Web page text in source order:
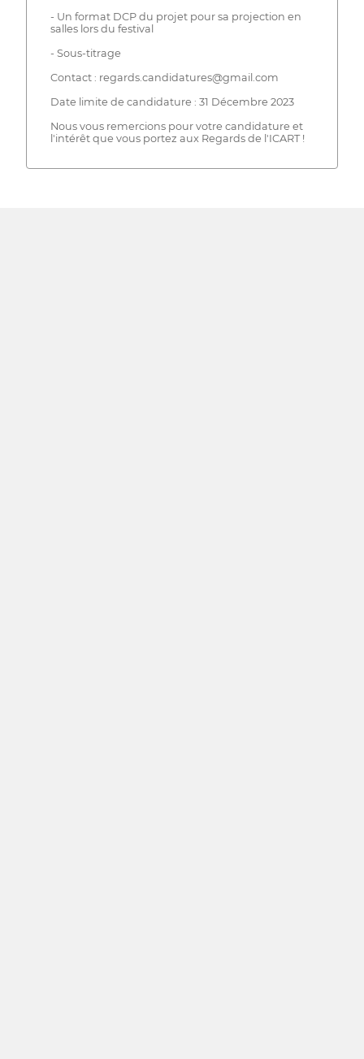
- Un format DCP du projet pour sa projection en
salles lors du festival
- Sous-titrage
Contact : regards.candidatures@gmail.com
Date limite de candidature : 31 Décembre 2023
Nous vous remercions pour votre candidature et
l'intérêt que vous portez aux Regards de l'ICART !